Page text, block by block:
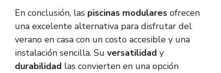
En conclusión, las piscinas modulares ofrecen
una excelente alternativa para disfrutar del
verano en casa con un costo accesible y una
instalación sencilla. Su versatilidad y
durabilidad las convierten en una opción